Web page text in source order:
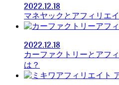
2022.12.18
マネヤックとアフィリエ
2022.12.18
カーファクトリーとアフ
は？